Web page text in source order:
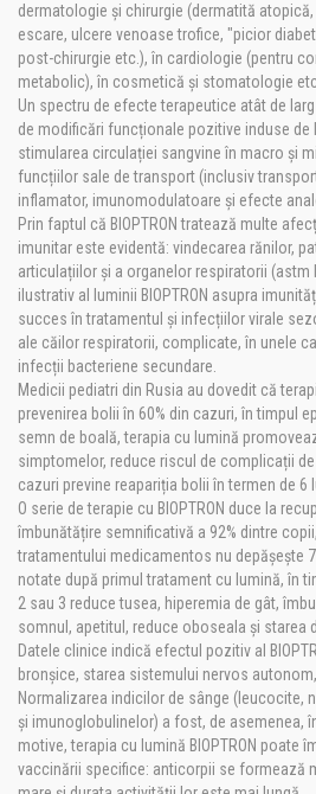
dermatologie și chirurgie (dermatită
escare, ulcere venoase trofice, "picior
post-chirurgie etc.), în cardiologie (pentru
metabolic), în cosmetică și stomatologie
Un spectru de efecte terapeutice atât de
de modificări funcționale pozitive induse de
stimularea circulației sangvine în macro și
funcțiilor sale de transport (inclusiv
inflamator, imunomodulatoare și efecte
Prin faptul că BIOPTRON tratează multe
imunitar este evidentă: vindecarea rănilor,
articulațiilor și a organelor respiratorii
ilustrativ al luminii BIOPTRON asupra
succes în tratamentul și infecțiilor virale
ale căilor respiratorii, complicate, în unele
infecții bacteriene secundare.
Medicii pediatri din Rusia au dovedit că
prevenirea bolii în 60% din cazuri, în timpul
semn de boală, terapia cu lumină
simptomelor, reduce riscul de complicații de
cazuri previne reapariția bolii în termen de 6
O serie de terapie cu BIOPTRON duce la
îmbunătățire semnificativă a 92% dintre
tratamentului medicamentos nu depășește
notate după primul tratament cu lumină, în
2 sau 3 reduce tusea, hiperemia de gât,
somnul, apetitul, reduce oboseala și starea
Datele clinice indică efectul pozitiv al
bronșice, starea sistemului nervos
Normalizarea indicilor de sânge (leucocite,
și imunoglobulinelor) a fost, de asemenea,
motive, terapia cu lumină BIOPTRON poate
vaccinării specifice: anticorpii se formează